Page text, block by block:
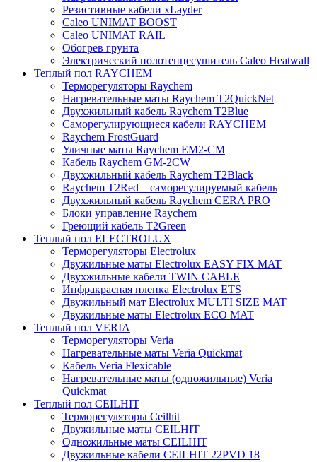
Резистивные кабели xLayder
Caleo UNIMAT BOOST
Caleo UNIMAT RAIL
Обогрев грунта
Электрический полотенцесушитель Caleo Heatwall
Теплый пол RAYCHEM
Терморегуляторы Raychem
Нагревательные маты Raychem T2QuickNet
Двухжильный кабель Raychem T2Blue
Саморегулирующиеся кабели RAYCHEM
Raychem FrostGuard
Уличные маты Raychem EM2-CM
Кабель Raychem GM-2CW
Двухжильный кабель Raychem T2Black
Raychem T2Red – саморегулируемый кабель
Двухжильный кабель Raychem CERA PRO
Блоки управление Raychem
Греющий кабель T2Green
Теплый пол ELECTROLUX
Терморегуляторы Electrolux
Двужильные маты Electrolux EASY FIX MAT
Двухжильные кабели TWIN CABLE
Инфракрасная пленка Electrolux ETS
Двужильный мат Electrolux MULTI SIZE MAT
Двужильные маты Electrolux ECO MAT
Теплый пол VERIA
Терморегуляторы Veria
Нагревательные маты Veria Quickmat
Кабель Veria Flexicable
Нагревательные маты (одножильные) Veria
Quickmat
Теплый пол CEILHIT
Терморегуляторы Ceilhit
Двужильные маты CEILHIT
Одножильные маты CEILHIT
Двужильные кабели CEILHIT 22PVD 18